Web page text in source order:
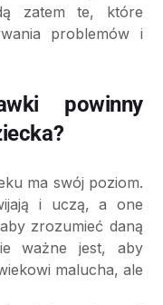
zatem te, które
problemów i
powinny
ma swój poziom.
i uczą, a one
zrozumieć daną
ważne jest, aby
malucha, ale